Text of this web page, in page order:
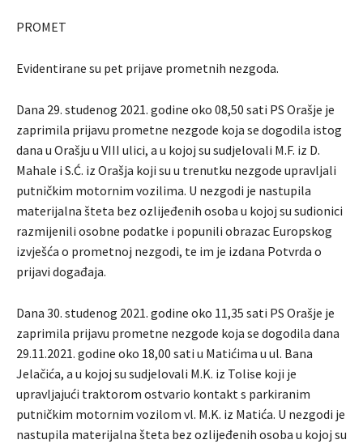
PROMET
Evidentirane su pet prijave prometnih nezgoda.
Dana 29. studenog 2021. godine oko 08,50 sati PS Orašje je
zaprimila prijavu prometne nezgode koja se dogodila istog
dana u Orašju u VIII ulici, a u kojoj su sudjelovali M.F. iz D.
Mahale i S.Ć. iz Orašja koji su u trenutku nezgode upravljali
putničkim motornim vozilima. U nezgodi je nastupila
materijalna šteta bez ozlijeđenih osoba u kojoj su sudionici
razmijenili osobne podatke i popunili obrazac Europskog
izvješća o prometnoj nezgodi, te im je izdana Potvrda o
prijavi događaja.
Dana 30. studenog 2021. godine oko 11,35 sati PS Orašje je
zaprimila prijavu prometne nezgode koja se dogodila dana
29.11.2021. godine oko 18,00 sati u Matićima u ul. Bana
Jelačića, a u kojoj su sudjelovali M.K. iz Tolise koji je
upravljajući traktorom ostvario kontakt s parkiranim
putničkim motornim vozilom vl. M.K. iz Matića. U nezgodi je
nastupila materijalna šteta bez ozlijeđenih osoba u kojoj su